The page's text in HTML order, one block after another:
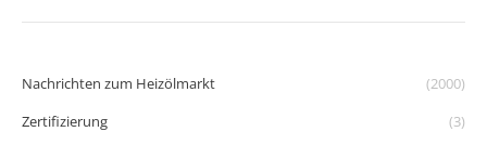
Nachrichten zum Heizölmarkt
(2000)
Zertifizierung
(3)